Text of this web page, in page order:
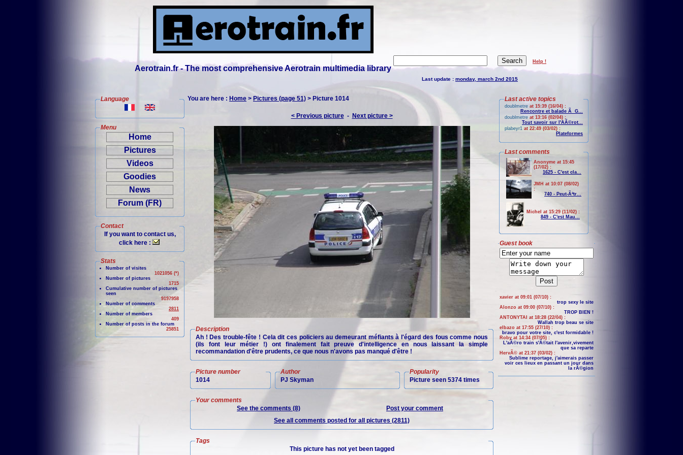
Aerotrain.fr - The most comprehensive Aerotrain multimedia library
Help !
Last update : monday, march 2nd 2015
Language
Menu
Home
Pictures
Videos
Goodies
News
Forum (FR)
Contact
If you want to contact us,
click here :
Stats
Number of visites
1021056 (*)
Number of pictures
1715
Cumulative number of pictures
seen
9197958
Number of comments
2811
Number of members
409
Number of posts in the forum
25851
You are here : Home > Pictures (page 51) > Picture 1014
< Previous picture- Next picture >
Description
Ah ! Des trouble-fête ! Cela dit ces policiers au demeurant méfiants à l'égard des fous comme nous
(ils font leur métier !) ont finalement fait preuve d'intelligence en nous laissant la simple
recommandation d'être prudents, ce que nous n'avons pas manqué d'être !
Picture number
1014
Author
PJ Skyman
Popularity
Picture seen 5374 times
Your comments
See the comments (8)
Post your comment
See all comments posted for all pictures (2811)
Tags
This picture has not yet been tagged
Last active topics
doublmetre at 15:39 (16/04) :
Rencontre et balade Ã G...
doublmetre at 13:16 (02/04) :
Tout savoir sur l'AÃ©rot...
plabeyr1 at 22:49 (03/02) :
Plateformes
Last comments
Anonyme at 15:45
(17/02) :
1625 - C'est cla...
JMH at 10:07 (08/02)
:
740 - Peut-Ãªtr...
Michel at 15:29 (11/02) :
849 - C'est Mau...
Guest book
xavier at 09:01 (07/10) :
trop sexy le site
Alonzo at 09:00 (07/10) :
TROP BIEN !
ANTONYTAI at 18:28 (22/04) :
Wallah trop beau se site
elbazo at 17:55 (27/10) :
bravo pour votre site, c'est formidable !
Roby at 14:34 (07/05) :
L'aÃ©ro train s'Ã©tait l'avenir,vivement
que sa reparte
HervÃ© at 21:37 (03/02) :
Sublime reportage, j'aimerais passer
voir ces lieux en passant un jour dans
la rÃ©gion